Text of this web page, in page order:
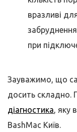
вразливі
при
Зауважимо, що
досить складно.
діагностика, яку
BashMac Київ.